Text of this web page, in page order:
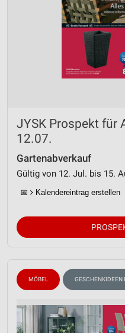
JYSK Prospekt für
12.07.
Gartenabverkauf
Gültig von 12. Jul. bis 15.
📅 Kalendereintrag erstellen
MÖBEL GESCHENKIDEEN